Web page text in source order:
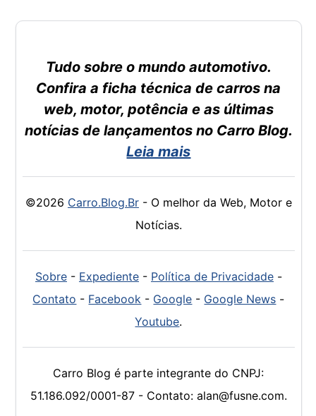
Tudo sobre o mundo automotivo.
Confira a ficha técnica de carros na
web, motor, potência e as últimas
notícias de lançamentos no Carro Blog.
Leia mais
©2026 Carro.Blog.Br- O melhor da Web, Motor e
Notícias.
Sobre- Expediente- Política de Privacidade-
Contato - Facebook - Google - Google News -
Youtube.
Carro Blog é parte integrante do CNPJ:
51.186.092/0001-87 - Contato: alan@fusne.com.